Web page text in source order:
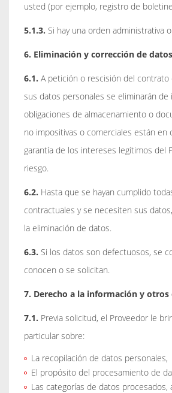
usted (por ejemplo, registro de
5.1.3. Si hay una orden administrativa
6. Eliminación y corrección de datos
6.1. A petición o rescisión del contrato
sus datos personales se eliminarán de
obligaciones de almacenamiento o
no impositivas o comerciales están en
garantía de los intereses legítimos del
riesgo.
6.2. Hasta que se hayan cumplido
contractuales y se necesiten sus
la eliminación de datos.
6.3. Si los datos son defectuosos, se
conocen o se solicitan.
7. Derecho a la información y otros
7.1. Previa solicitud, el Proveedor le
particular sobre:
La recopilación de datos personales,
El propósito del procesamiento de
Las categorías de datos procesados,